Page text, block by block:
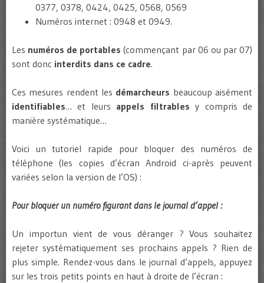
0377, 0378, 0424, 0425, 0568, 0569
Numéros internet : 0948 et 0949.
Les numéros de portables (commençant par 06 ou par 07)
sont donc interdits dans ce cadre.
Ces mesures rendent les démarcheurs beaucoup aisément
identifiables… et leurs appels filtrables y compris de
manière systématique…
Voici un tutoriel rapide pour bloquer des numéros de
téléphone (les copies d’écran Android ci-après peuvent
variées selon la version de l’OS) :
Pour bloquer un numéro figurant dans le journal d’appel :
Un importun vient de vous déranger ? Vous souhaitez
rejeter systématiquement ses prochains appels ? Rien de
plus simple. Rendez-vous dans le journal d’appels, appuyez
sur les trois petits points en haut à droite de l’écran :